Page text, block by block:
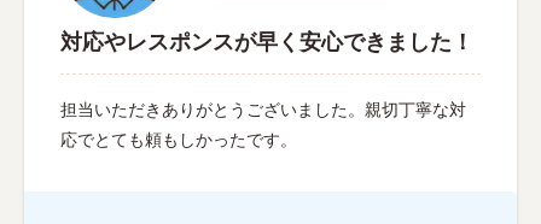
対応やレスポンスが早く安心できました！
担当いただきありがとうございました。親切丁寧な対
応でとても頼もしかったです。